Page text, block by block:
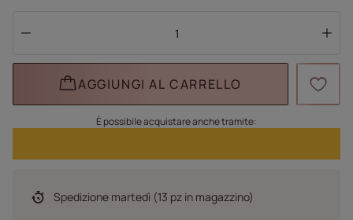
AGGIUNGI AL CARRELLO
È possibile acquistare anche tramite:
Spedizione martedì (13 pz in magazzino)